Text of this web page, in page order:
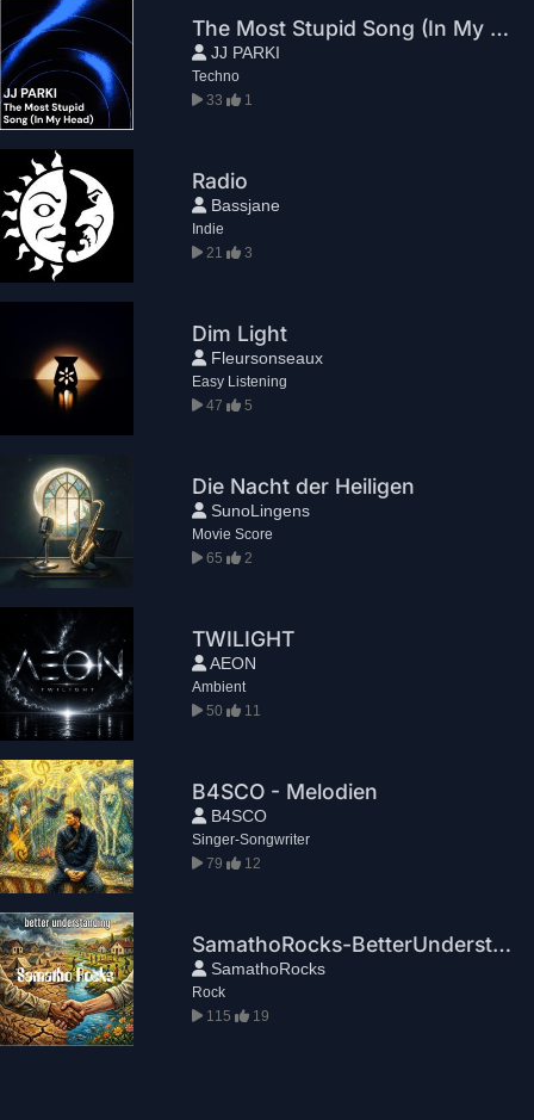
The Most Stupid Song (In My Head)
JJ PARKI
Techno
33
1
Radio
Bassjane
Indie
21
3
Dim Light
Fleursonseaux
Easy Listening
47
5
Die Nacht der Heiligen
SunoLingens
Movie Score
65
2
TWILIGHT
AEON
Ambient
50
11
B4SCO - Melodien
B4SCO
Singer-Songwriter
79
12
SamathoRocks-BetterUnderstanding
SamathoRocks
Rock
115
19